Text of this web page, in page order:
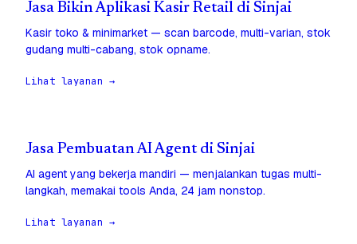
Jasa Bikin Aplikasi Kasir Retail di Sinjai
Kasir toko & minimarket — scan barcode, multi-varian, stok
gudang multi-cabang, stok opname.
Lihat layanan →
Jasa Pembuatan AI Agent di Sinjai
AI agent yang bekerja mandiri — menjalankan tugas multi-
langkah, memakai tools Anda, 24 jam nonstop.
Lihat layanan →